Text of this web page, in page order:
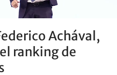
Achával,
ranking de